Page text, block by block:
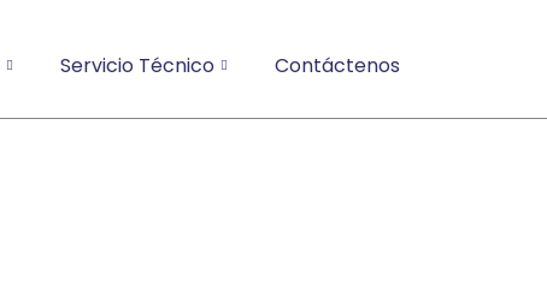
Servicio Técnico Contáctenos